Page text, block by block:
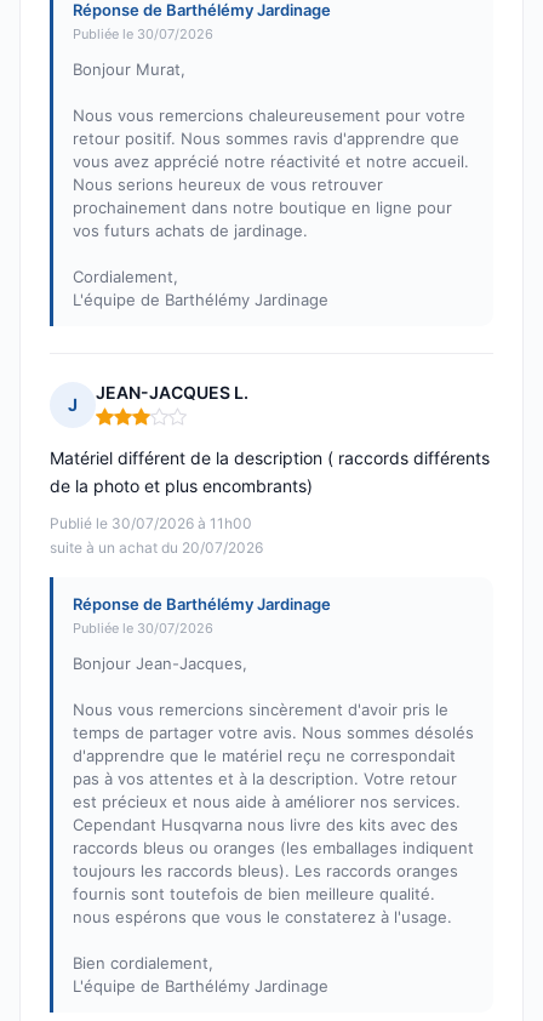
Réponse de Barthélémy Jardinage
Publiée le 30/07/2026
Bonjour Murat,
Nous vous remercions chaleureusement pour votre
retour positif. Nous sommes ravis d'apprendre que
vous avez apprécié notre réactivité et notre accueil.
Nous serions heureux de vous retrouver
prochainement dans notre boutique en ligne pour
vos futurs achats de jardinage.
Cordialement,
L'équipe de Barthélémy Jardinage
J
JEAN-JACQUES L.
Note : 3 sur 5
Publié le 30/07/2026 à 11h00
suite à un achat du 20/07/2026
Matériel différent de la description ( raccords différents
de la photo et plus encombrants)
Réponse de Barthélémy Jardinage
Publiée le 30/07/2026
Bonjour Jean-Jacques,
Nous vous remercions sincèrement d'avoir pris le
temps de partager votre avis. Nous sommes désolés
d'apprendre que le matériel reçu ne correspondait
pas à vos attentes et à la description. Votre retour
est précieux et nous aide à améliorer nos services.
Cependant Husqvarna nous livre des kits avec des
raccords bleus ou oranges (les emballages indiquent
toujours les raccords bleus). Les raccords oranges
fournis sont toutefois de bien meilleure qualité.
nous espérons que vous le constaterez à l'usage.
Bien cordialement,
L'équipe de Barthélémy Jardinage